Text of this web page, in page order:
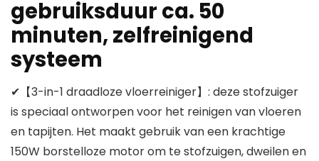
gebruiksduur ca. 50
minuten, zelfreinigend
systeem
✔【3-in-1 draadloze vloerreiniger】: deze stofzuiger
is speciaal ontworpen voor het reinigen van vloeren
en tapijten. Het maakt gebruik van een krachtige
150W borstelloze motor om te stofzuigen, dweilen en